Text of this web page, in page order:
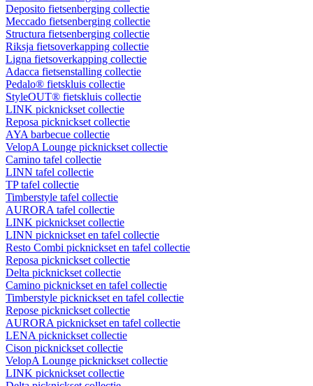
Deposito fietsenberging collectie
Meccado fietsenberging collectie
Structura fietsenberging collectie
Riksja fietsoverkapping collectie
Ligna fietsoverkapping collectie
Adacca fietsenstalling collectie
Pedalo® fietskluis collectie
StyleOUT® fietskluis collectie
LINK picknickset collectie
Reposa picknickset collectie
AYA barbecue collectie
VelopA Lounge picknickset collectie
Camino tafel collectie
LINN tafel collectie
TP tafel collectie
Timberstyle tafel collectie
AURORA tafel collectie
LINK picknickset collectie
LINN picknickset en tafel collectie
Resto Combi picknickset en tafel collectie
Reposa picknickset collectie
Delta picknickset collectie
Camino picknickset en tafel collectie
Timberstyle picknickset en tafel collectie
Repose picknickset collectie
AURORA picknickset en tafel collectie
LENA picknickset collectie
Cison picknickset collectie
VelopA Lounge picknickset collectie
LINK picknickset collectie